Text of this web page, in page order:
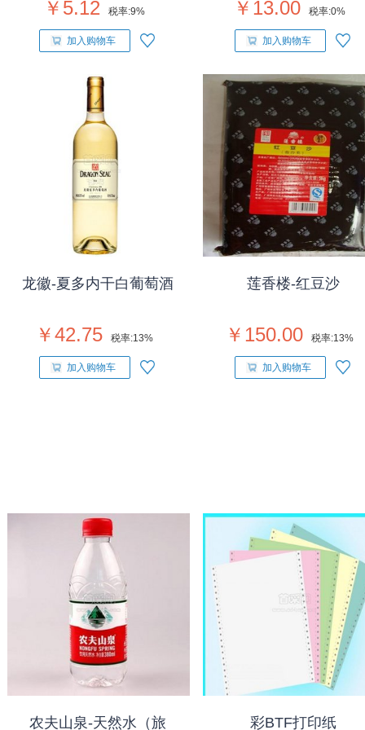
￥5.12 税率:9%
加入购物车
￥13.00 税率:0%
加入购物车
龙徽-夏多内干白葡萄酒
￥42.75 税率:13%
加入购物车
莲香楼-红豆沙
￥150.00 税率:13%
加入购物车
农夫山泉-天然水（旅
彩BTF打印纸